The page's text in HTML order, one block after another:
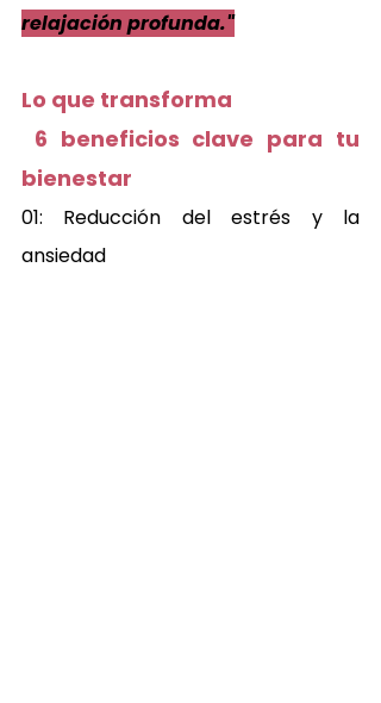
relajación profunda."
Lo que transforma
6 beneficios clave para tu
bienestar
01: Reducción del estrés y la
ansiedad